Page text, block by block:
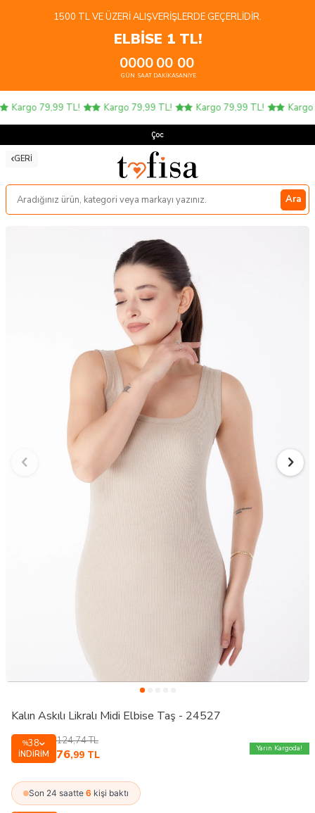
1500 TL VE ÜZERI ALIŞVERIŞLERDE GEÇERLIDIR.
ELBİSE 1 TL!
00
GÜN
00
SAAT
00
DAKIKA
00
SANIYE
Kargo 79,99 TL! Kargo 79,99 TL! Kargo 79,99 TL! Kargo
Çocuk
GERI
Ara
Kalın Askılı Likralı Midi Elbise Taş - 24527
%38
İNDIRIM
124,74TL
76,99 TL
Yarın Kargoda!
Son 24 saatte 6 kişi baktı